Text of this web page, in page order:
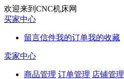
欢迎来到CNC机床网
买家中心
留言信件我的订单我的收藏
卖家中心
商品管理 订单管理 店铺管理